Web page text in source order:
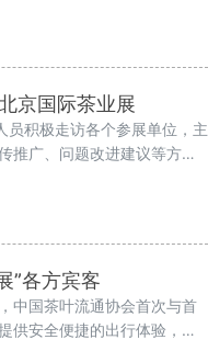
京国际茶业展
员积极走访各个参展单位，主
推广、问题改进建议等方面
”各方宾客
中国茶叶流通协会首次与首
供安全便捷的出行体验，受